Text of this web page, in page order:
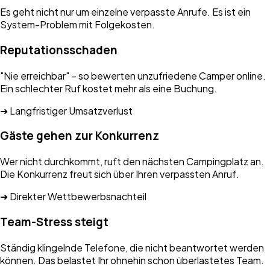
Es geht nicht nur um einzelne verpasste Anrufe. Es ist ein
System-Problem mit Folgekosten.
Reputationsschaden
"Nie erreichbar" – so bewerten unzufriedene Camper online.
Ein schlechter Ruf kostet mehr als eine Buchung.
➜ Langfristiger Umsatzverlust
Gäste gehen zur Konkurrenz
Wer nicht durchkommt, ruft den nächsten Campingplatz an.
Die Konkurrenz freut sich über Ihren verpassten Anruf.
➜ Direkter Wettbewerbsnachteil
Team-Stress steigt
Ständig klingelnde Telefone, die nicht beantwortet werden
können. Das belastet Ihr ohnehin schon überlastetes Team.